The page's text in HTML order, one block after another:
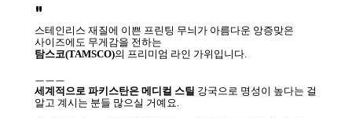
"
스테인리스 재질에 이쁜 프린팅 무늬가 아름다운 앙증맞은
사이즈에도 무게감을 전하는
탐스코(TAMSCO)의 프리미엄 라인 가위입니다.
ㅡㅡㅡ
세계적으로 파키스탄은 메디컬 스틸 강국으로 명성이 높다는 걸
알고 계시는 분들 많으실 거예요.